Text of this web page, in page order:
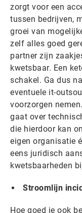
zorgt voor een
tussen bedrijven,
groei van
zelf alles goed
partner zijn
kwetsbaar. Een
schakel. Ga dus
eventuele it-
voorzorgen
gaat over
die hierdoor kan
eigen organisatie
eens juridisch
kwetsbaarheden
Stroomlijn
Hoe goed je ook